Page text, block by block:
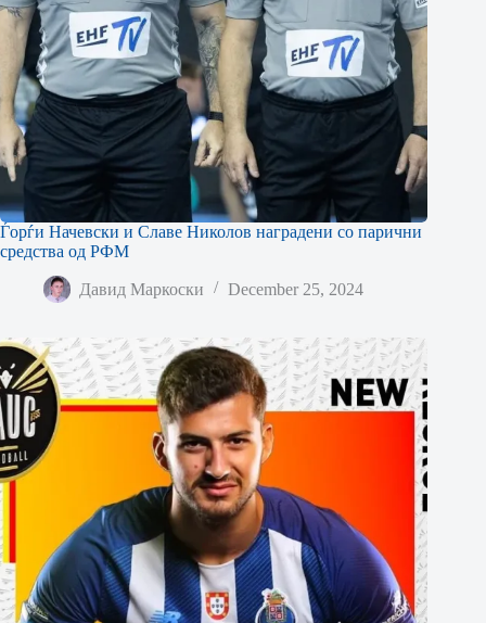
Ѓорѓи Начевски и Славе Николов наградени со парични
средства од РФМ
Давид Маркоски December 25, 2024